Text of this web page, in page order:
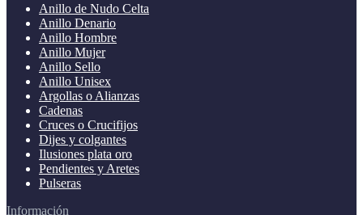
Anillo de Nudo Celta
Anillo Denario
Anillo Hombre
Anillo Mujer
Anillo Sello
Anillo Unisex
Argollas o Alianzas
Cadenas
Cruces o Crucifijos
Dijes y colgantes
Ilusiones plata oro
Pendientes y Aretes
Pulseras
Información